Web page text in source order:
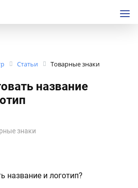
Статьи Товарные знаки
название
знаки
название и логотип?